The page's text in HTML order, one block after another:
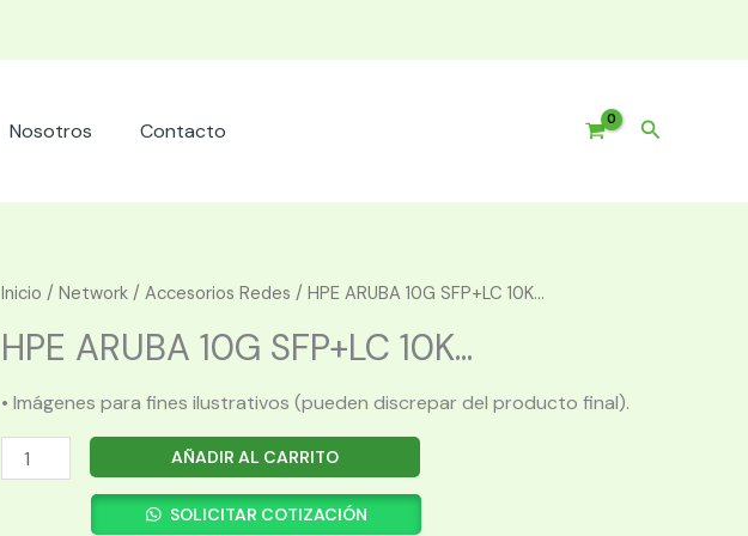
Nosotros Contacto Buscar
Inicio / Network / Accesorios Redes / HPE ARUBA 10G SFP+LC 10K...
HPE ARUBA 10G SFP+LC 10K...
• Imágenes para fines ilustrativos (pueden discrepar del producto final).
HPE
ARUBA
AÑADIR AL CARRITO
SOLICITAR COTIZACIÓN